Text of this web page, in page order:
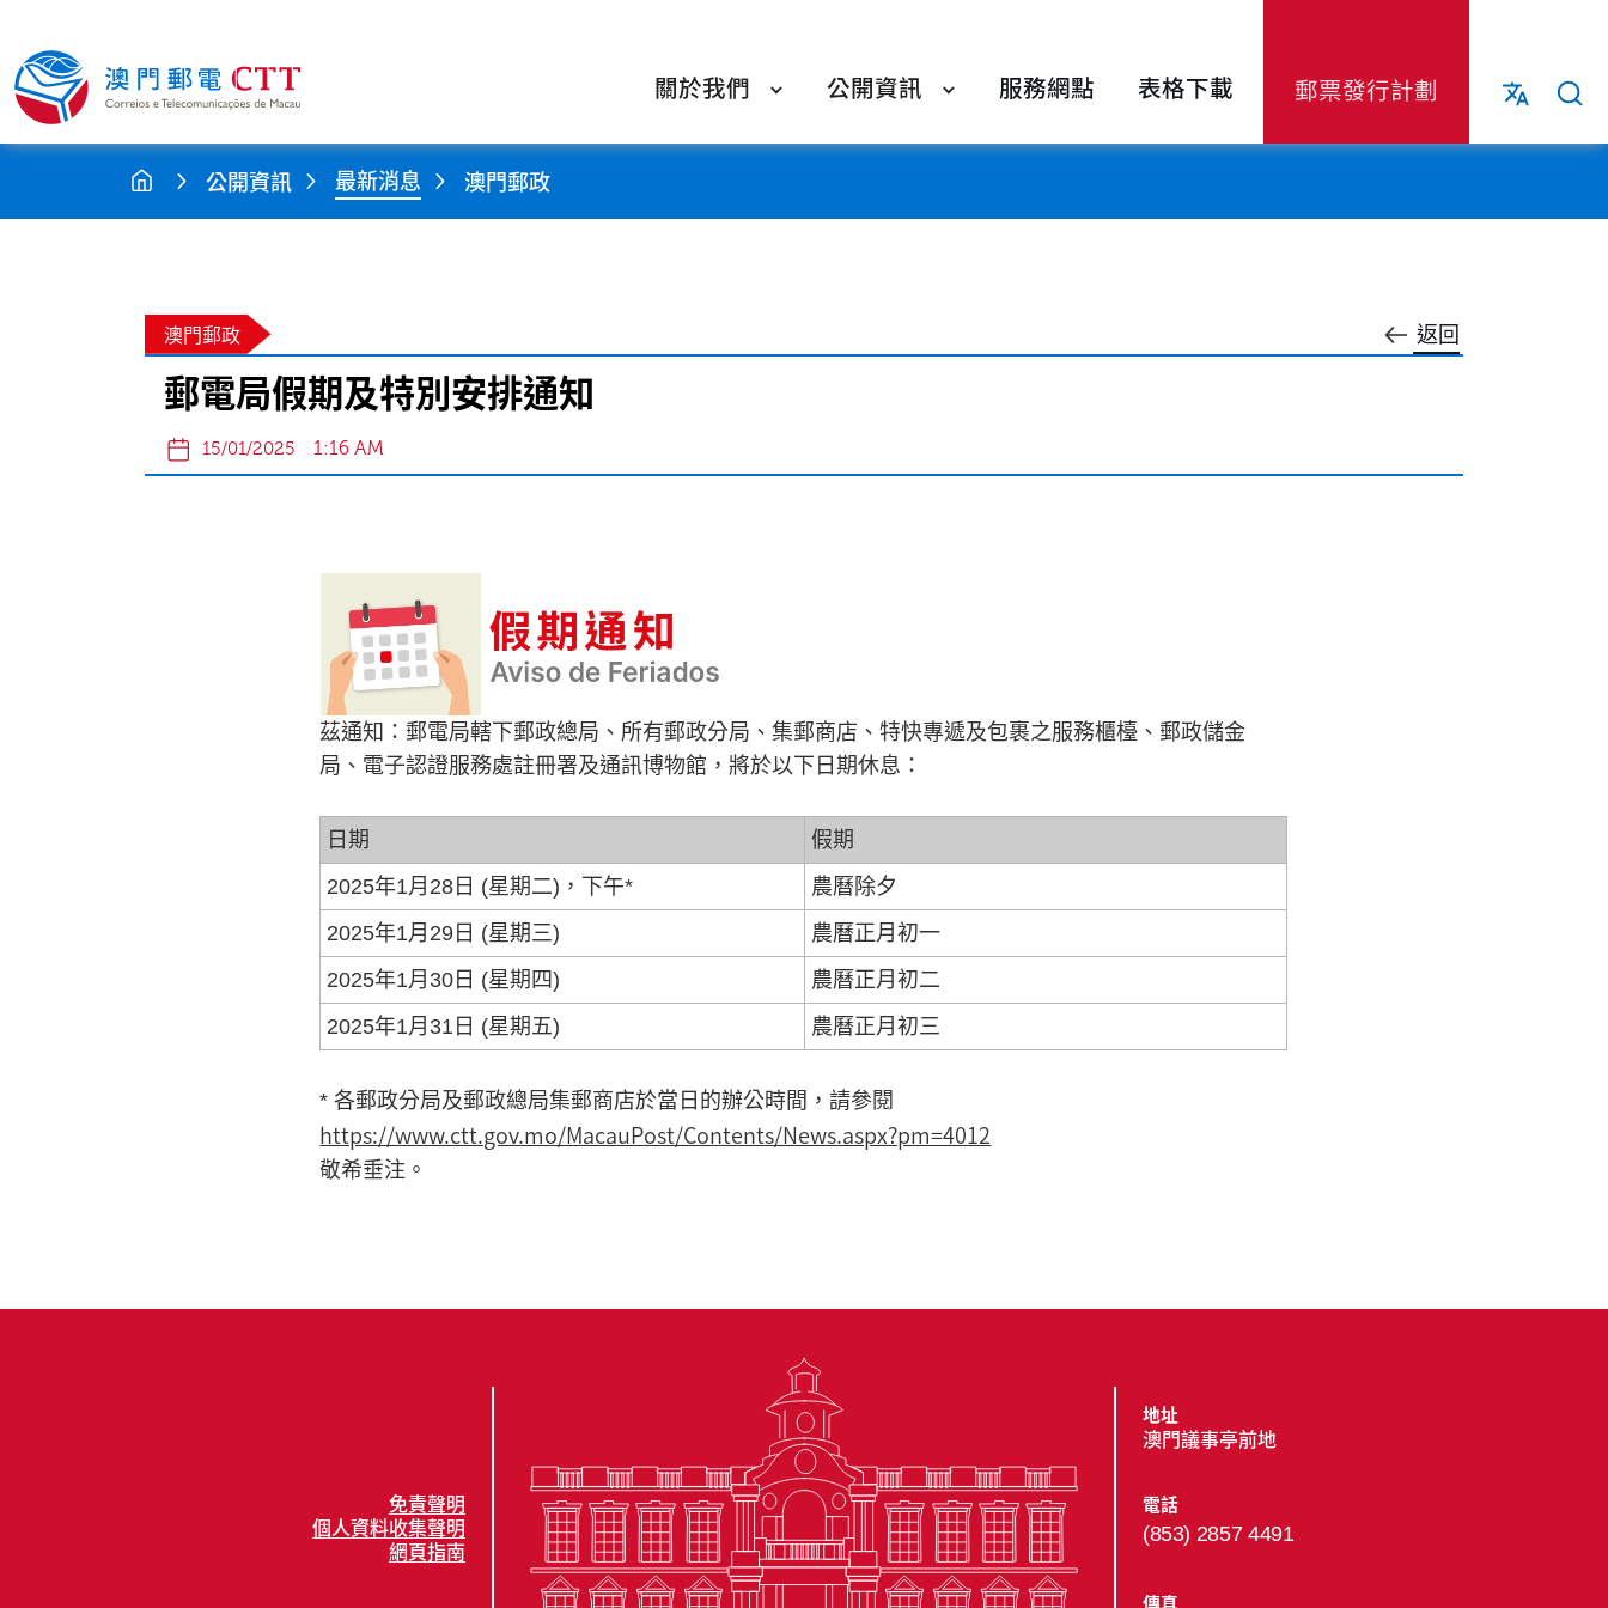
關於我們 公開資訊 服務網點 表格下載 郵票發行計劃
公開資訊 最新消息 澳門郵政
返回
澳門郵政
郵電局假期及特別安排通知
15/01/2025 1:16 AM
茲通知：郵電局轄下郵政總局、所有郵政分局、集郵商店、特快專遞及包裹之服務櫃檯、郵政儲金
局、電子認證服務處註冊署及通訊博物館，將於以下日期休息：
日期
假期
2025年1月28日 (星期二)，下午*
農曆除夕
2025年1月29日 (星期三)
農曆正月初一
2025年1月30日 (星期四)
農曆正月初二
2025年1月31日 (星期五)
農曆正月初三
* 各郵政分局及郵政總局集郵商店於當日的辦公時間，請參閱
https://www.ctt.gov.mo/MacauPost/Contents/News.aspx?pm=4012
敬希垂注。
免責聲明
個人資料收集聲明
網頁指南
地址
澳門議事亭前地
電話
(853) 2857 4491
傳真